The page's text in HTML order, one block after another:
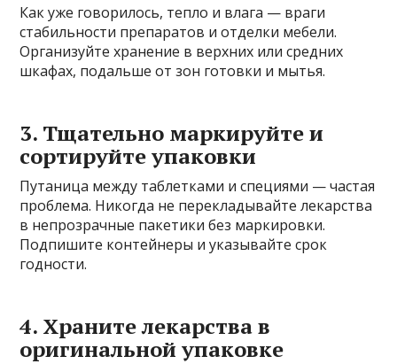
Как уже говорилось, тепло и влага — враги
стабильности препаратов и отделки мебели.
Организуйте хранение в верхних или средних
шкафах, подальше от зон готовки и мытья.
3. Тщательно маркируйте и
сортируйте упаковки
Путаница между таблетками и специями — частая
проблема. Никогда не перекладывайте лекарства
в непрозрачные пакетики без маркировки.
Подпишите контейнеры и указывайте срок
годности.
4. Храните лекарства в
оригинальной упаковке